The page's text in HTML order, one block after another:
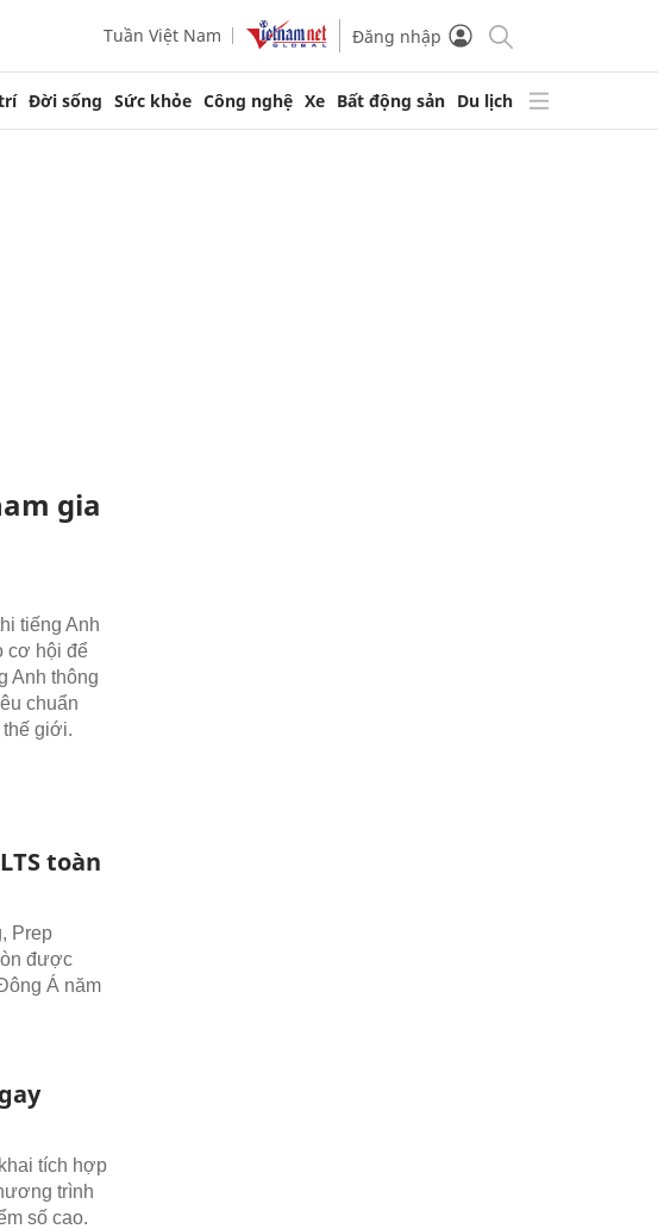
Tuần Việt Nam Đăng nhập
Đời sống Sức khỏe Công nghệ Xe Bất động sản Du lịch
gia
tiếng Anh
cơ hội để
Anh thông
chuẩn
giới.
toàn
Prep
được
Á năm
tích hợp
trình
số cao.